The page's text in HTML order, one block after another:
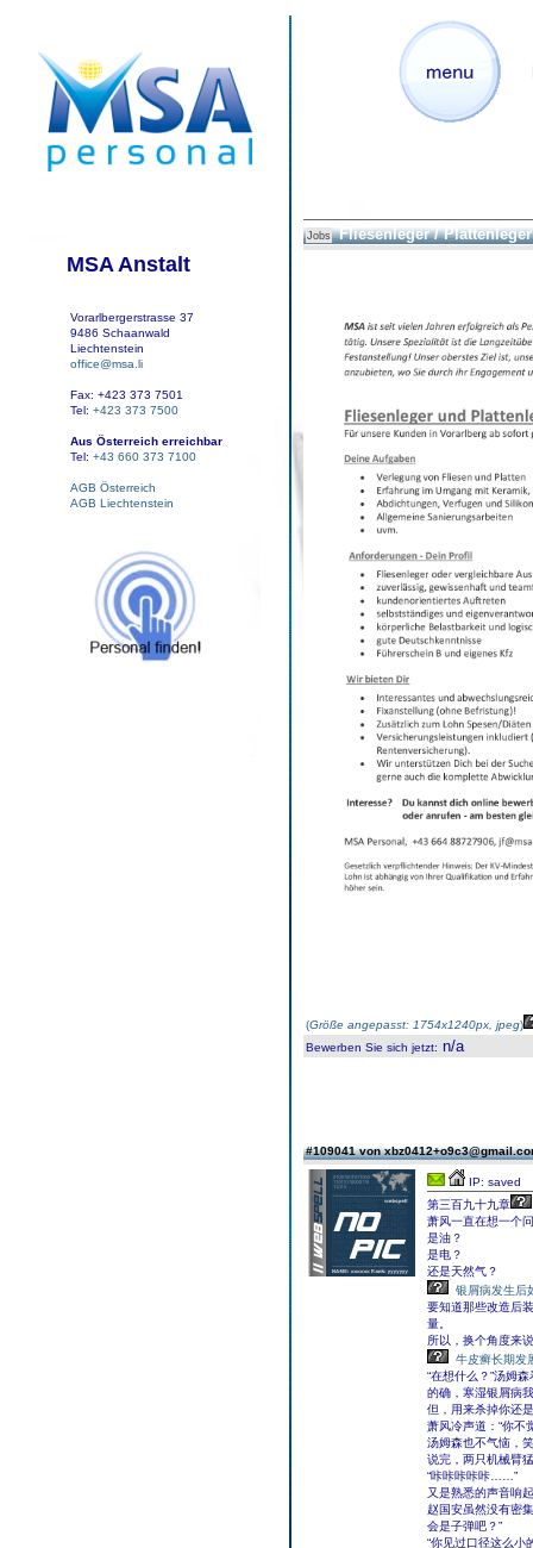
MSA Anstalt
Vorarlbergerstrasse 37
9486 Schaanwald
Liechtenstein
office@msa.li
Fax: +423 373 7501
Tel: +423 373 7500
Aus Österreich erreichbar
Tel: +43 660 373 7100
AGB Österreich
AGB Liechtenstein
Jobs Fliesenleger / Plattenleger
(Größe angepasst: 1754x1240px, jpeg)
Bewerben Sie sich jetzt: n/a
#109041 von
IP: saved
第三百九十九章
萧风一直在想一个
是油？
是电？
还是天然气？
银屑病发生后
要知道那些改造后
量。
所以，换个角度来
牛皮癣长期发
“在想什么？”汤姆
的确，寒湿银屑病
但，用来杀掉你还
萧风冷声道：“你不
汤姆森也不气恼，
说完，两只机械臂
“咔咔咔咔咔……”
又是熟悉的声音响
赵国安虽然没有密
会是子弹吧？”
“你见过口径这么小